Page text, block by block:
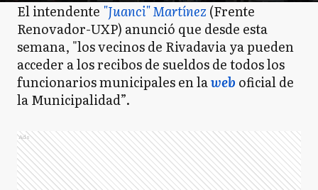
El intendente "Juanci" Martínez (Frente
Renovador-UXP) anunció que desde esta
semana, "los vecinos de Rivadavia ya pueden
acceder a los recibos de sueldos de todos los
funcionarios municipales en laweb oficial de
la Municipalidad”.
Ads